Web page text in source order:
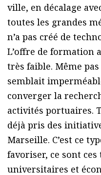
ville, en décalage
toutes les grandes
n’a pas créé de
L’offre de formation
très faible. Même
semblait
converger la
activités portuaires.
déjà pris des
Marseille. C’est ce
favoriser, ce sont ces
universitaires et